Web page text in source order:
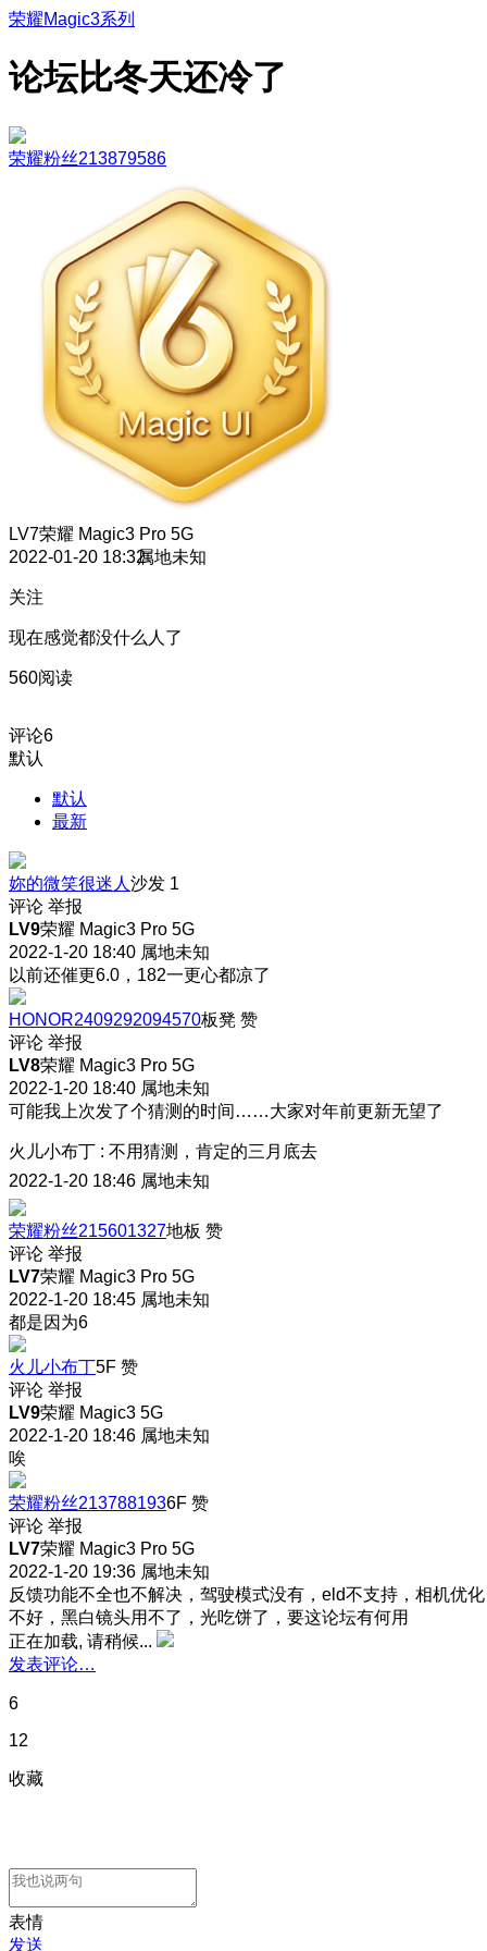
荣耀Magic3系列
论坛比冬天还冷了
荣耀粉丝213879586
LV7荣耀 Magic3 Pro 5G
2022-01-20 18:32属地未知
关注
现在感觉都没什么人了
560阅读
评论6
默认
默认
最新
妳的微笑很迷人 沙发 1
评论 举报
LV9荣耀 Magic3 Pro 5G
2022-1-20 18:40 属地未知
以前还催更6.0，182一更心都凉了
HONOR2409292094570板凳 赞
评论 举报
LV8荣耀 Magic3 Pro 5G
2022-1-20 18:40 属地未知
可能我上次发了个猜测的时间……大家对年前更新无望了
火儿小布丁 : 不用猜测，肯定的三月底去
2022-1-20 18:46 属地未知
荣耀粉丝215601327地板 赞
评论 举报
LV7荣耀 Magic3 Pro 5G
2022-1-20 18:45 属地未知
都是因为6
火儿小布丁5F 赞
评论 举报
LV9荣耀 Magic3 5G
2022-1-20 18:46 属地未知
唉
荣耀粉丝2137881936F 赞
评论 举报
LV7荣耀 Magic3 Pro 5G
2022-1-20 19:36 属地未知
反馈功能不全也不解决，驾驶模式没有，eld不支持，相机优化
不好，黑白镜头用不了，光吃饼了，要这论坛有何用
正在加载, 请稍候...
发表评论…
6
12
收藏
表情
发送